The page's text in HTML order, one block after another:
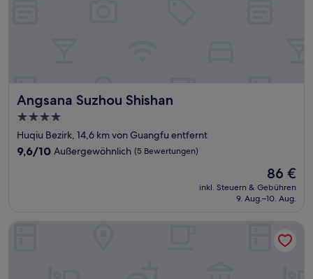
Angsana Suzhou Shishan
Angsana Suzhou Shishan
4.0-
Sterne-
Unterkunft
Huqiu Bezirk, 14,6 km von Guangfu entfernt
9.6
9,6/10 Außergewöhnlich (5 Bewertungen)
Der
Preis
beträgt
86 €
inkl. Steuern & Gebühren
9. Aug.–10. Aug.